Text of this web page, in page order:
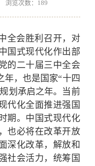
览次数： 189
全会胜利召开，对
国式现代化作出部
的二十届三中全会
年，也是国家“十四
划承启之年。当前
代化全面推进强国
期。中国式现代化
也必将在改革开放
深化改革，解放和
社会活力，统筹国